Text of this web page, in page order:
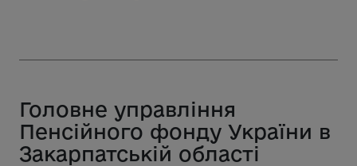
Головне управління
Пенсійного фонду України в
Закарпатській області